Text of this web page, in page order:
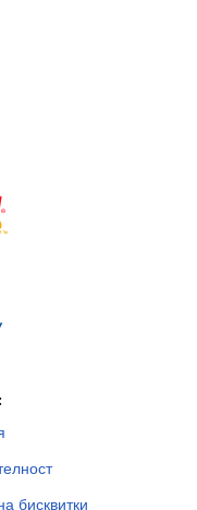
бисквитки